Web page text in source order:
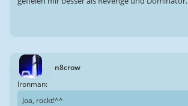
n8crow
Ironman:
Joa, rockt!^^